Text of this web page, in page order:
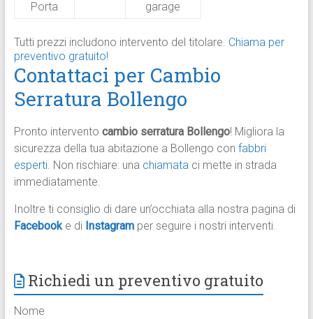
Porta garage
Tutti prezzi includono intervento del titolare. Chiama per
preventivo gratuito!
Contattaci per Cambio
Serratura Bollengo
Pronto intervento cambio serratura Bollengo! Migliora la
sicurezza della tua abitazione a Bollengo con fabbri
esperti. Non rischiare: una chiamataci mette in strada
immediatamente.
Inoltre ti consiglio di dare un’occhiata alla nostra pagina di
Facebook e di Instagram per seguire i nostri interventi.
Richiedi un preventivo gratuito
Nome